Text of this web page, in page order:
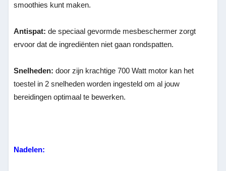
smoothies kunt maken.
Antispat: de speciaal gevormde mesbeschermer zorgt
ervoor dat de ingrediënten niet gaan rondspatten.
Snelheden: door zijn krachtige 700 Watt motor kan het
toestel in 2 snelheden worden ingesteld om al jouw
bereidingen optimaal te bewerken.
Nadelen: